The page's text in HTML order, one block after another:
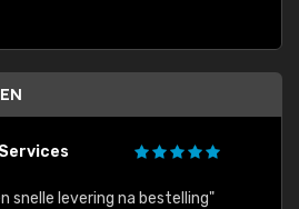
snelle levering na bestelling"